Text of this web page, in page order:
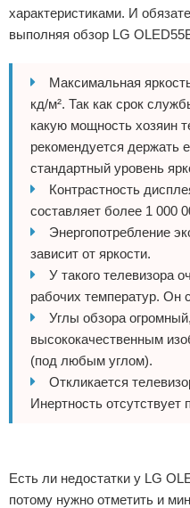
характеристиками. И
выполняя обзор LG
Максимальная
кд/м². Так как срок
какую мощность хозяин
рекомендуется держать
стандартный уровень
Контрастность
составляет более 1 000
Энергопотребление
зависит от яркости.
У такого телевизора
рабочих температур. Он
Углы обзора
высококачественным
(под любым углом).
Откликается
Инертность отсутствует
Есть ли недостатки у LG
потому нужно отметить и